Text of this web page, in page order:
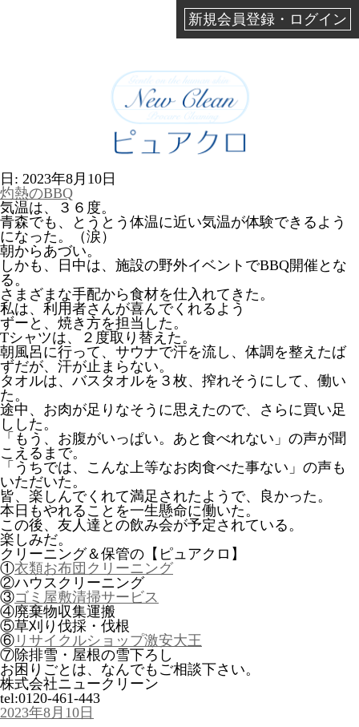
新規会員登録・ログイン
日: 2023年8月10日
灼熱のBBQ
気温は、３６度。
青森でも、とうとう体温に近い気温が体験できるよう
になった。（涙）
朝からあづい。
しかも、日中は、施設の野外イベントでBBQ開催とな
る。
さまざまな手配から食材を仕入れてきた。
私は、利用者さんが喜んでくれるよう
ずーと、焼き方を担当した。
Tシャツは、２度取り替えた。
朝風呂に行って、サウナで汗を流し、体調を整えたば
ずだが、汗が止まらない。
タオルは、バスタオルを３枚、搾れそうにして、働い
た。
途中、お肉が足りなそうに思えたので、さらに買い足
しした。
「もう、お腹がいっぱい。あと食べれない」の声が聞
こえるまで。
「うちでは、こんな上等なお肉食べた事ない」の声も
いただいた。
皆、楽しんでくれて満足されたようで、良かった。
本日もやれることを一生懸命に働いた。
この後、友人達との飲み会が予定されている。
楽しみだ。
クリーニング＆保管の【ピュアクロ】
①衣類お布団クリーニング
②ハウスクリーニング
③ゴミ屋敷清掃サービス
④廃棄物収集運搬
⑤草刈り伐採・伐根
⑥ リサイクルショップ激安大王
⑦除排雪・屋根の雪下ろし
お困りごとは、なんでもご相談下さい。
株式会社ニュークリーン
tel:0120-461-443
投
2023年8月10日